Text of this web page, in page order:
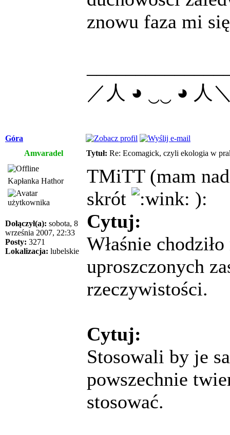
znowu faza mi
／人 ◕ ‿‿ ◕ 人
Góra
Amvaradel
Tytuł: Re: Ecomagick, czyli ekologia w
Kapłanka Hathor
Dołączył(a): sobota, 8
września 2007, 22:33
Posty: 3271
Lokalizacja: lubelskie
TMiTT (mam
skrót
):
Cytuj:
Właśnie
uproszczonych
rzeczywistości.
Cytuj:
Stosowali by je
powszechnie
stosować.